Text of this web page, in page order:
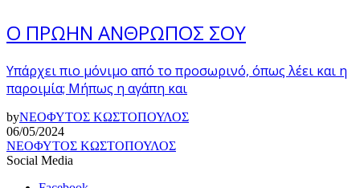
Ο ΠΡΩΗΝ ΑΝΘΡΩΠΟΣ ΣΟΥ
Υπάρχει πιο μόνιμο από το προσωρινό, όπως λέει και η
παροιμία; Μήπως η αγάπη και
byΝΕΟΦΥΤΟΣ ΚΩΣΤΟΠΟΥΛΟΣ
06/05/2024
ΝΕΟΦΥΤΟΣ ΚΩΣΤΟΠΟΥΛΟΣ
Social Media